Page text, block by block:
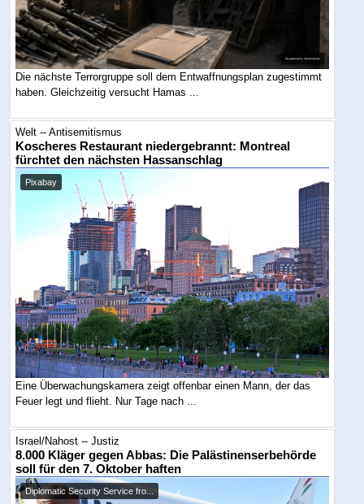
Die nächste Terrorgruppe soll dem Entwaffnungsplan zugestimmt
haben. Gleichzeitig versucht Hamas ...
Welt -- Antisemitismus
Koscheres Restaurant niedergebrannt: Montreal
fürchtet den nächsten Hassanschlag
Pixabay
Eine Überwachungskamera zeigt offenbar einen Mann, der das
Feuer legt und flieht. Nur Tage nach ...
Israel/Nahost -- Justiz
8.000 Kläger gegen Abbas: Die Palästinenserbehörde
soll für den 7. Oktober haften
Diplomatic Security Service fro...